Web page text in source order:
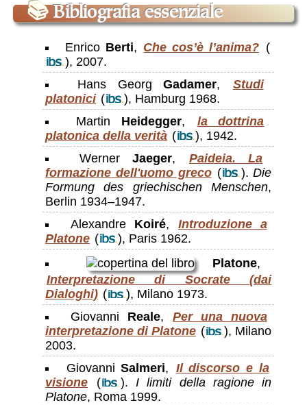
📚 Bibliografia essenziale
Enrico Berti, Che cos’è l’anima? (
), 2007.
Hans GeorgGadamer,
Studi
platonici (
), Hamburg 1968.
Martin Heidegger,
la dottrina
platonica della verità (
), 1942.
WernerJaeger, Paideia. La
formazione dell'uomo greco ( ).Die
Formung des griechischen Menschen,
Berlin 1934–1947.
Alexandre Koiré, Introduzione a
Platone (
), Paris 1962.
Platone,
Interpretazione di Socrate (dai
Dialoghi) (
), Milano 1973.
Giovanni Reale, Per una nuova
interpretazione di Platone (
), Milano
2003.
GiovanniSalmeri, Il discorso e la
visione ( ). I limiti della ragione in
Platone, Roma 1999.